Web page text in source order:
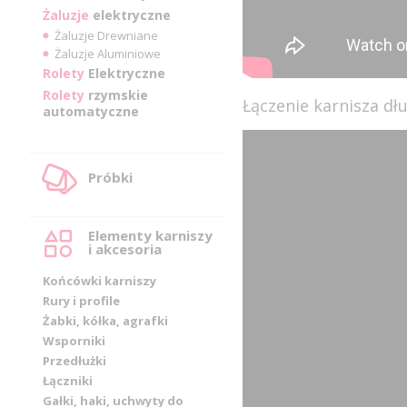
Żaluzje elektryczne
Żaluzje Drewniane
Żaluzje Aluminiowe
Rolety Elektryczne
Rolety rzymskie
automatyczne
Próbki
Elementy karniszy
i akcesoria
Końcówki karniszy
Rury i profile
Żabki, kółka, agrafki
Wsporniki
Przedłużki
Łączniki
Gałki, haki, uchwyty do
Łączenie karnisza